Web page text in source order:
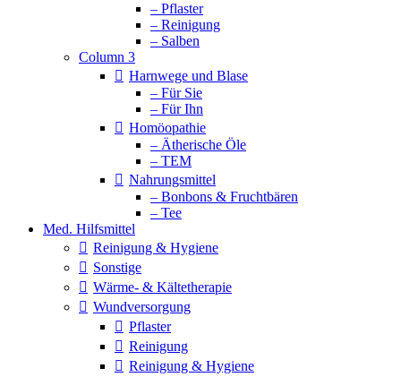
– Pflaster
– Reinigung
– Salben
Column 3
Harnwege und Blase
– Für Sie
– Für Ihn
Homöopathie
– Ätherische Öle
– TEM
Nahrungsmittel
– Bonbons & Fruchtbären
– Tee
Med. Hilfsmittel
Reinigung & Hygiene
Sonstige
Wärme- & Kältetherapie
Wundversorgung
Pflaster
Reinigung
Reinigung & Hygiene